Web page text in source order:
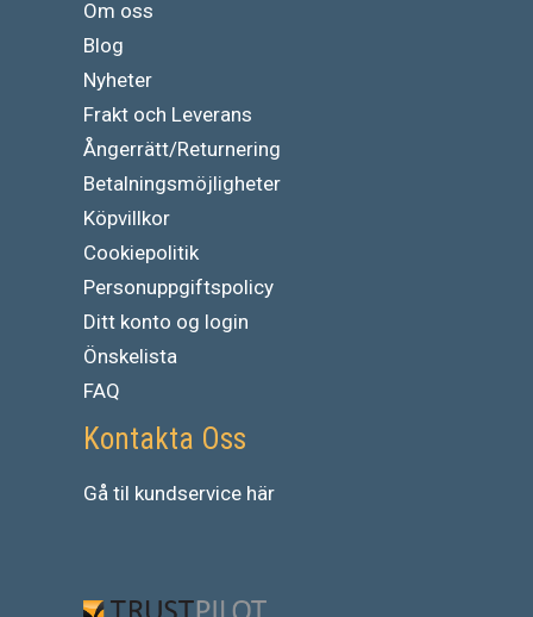
Om oss
Blog
Nyheter
Frakt och Leverans
Ångerrätt/Returnering
Betalningsmöjligheter
Köpvillkor
Cookiepolitik
Personuppgiftspolicy
Ditt konto og login
Önskelista
FAQ
Kontakta Oss
Gå til kundservice här